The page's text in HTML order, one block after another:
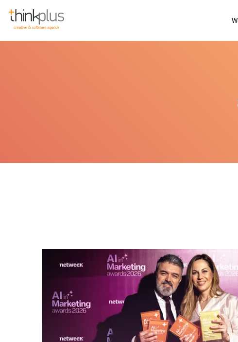
Think Plus